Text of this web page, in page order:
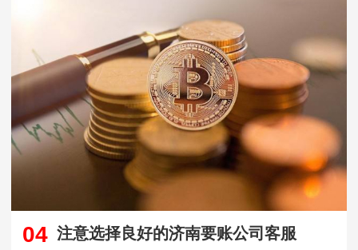
04 注意选择良好的济南要账公司客服